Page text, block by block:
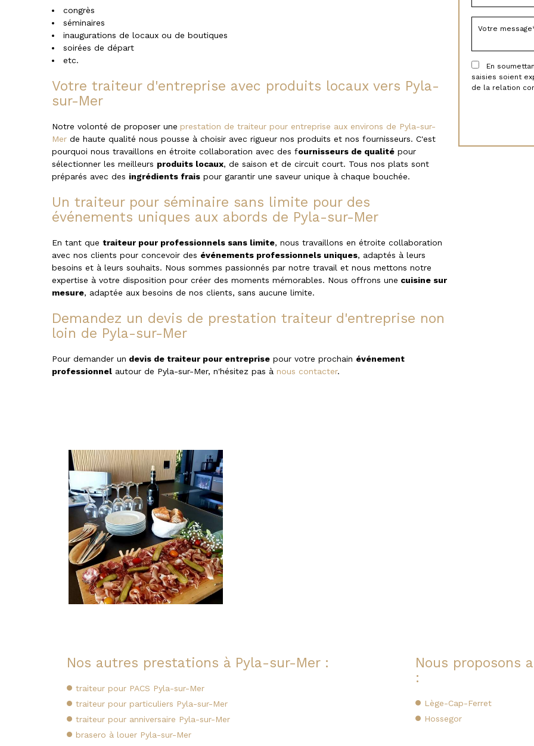
congrès
séminaires
inaugurations de locaux ou de boutiques
soirées de départ
etc.
Votre traiteur d'entreprise avec produits locaux vers Pyla-
sur-Mer
Notre volonté de proposer une prestation de traiteur pour entreprise aux environs de Pyla-sur-
Mer de haute qualité nous pousse à choisir avec rigueur nos produits et nos fournisseurs. C'est
pourquoi nous travaillons en étroite collaboration avec des fournisseurs de qualité pour
sélectionner les meilleurs produits locaux, de saison et de circuit court. Tous nos plats sont
préparés avec des ingrédients frais pour garantir une saveur unique à chaque bouchée.
Un traiteur pour séminaire sans limite pour des
événements uniques aux abords de Pyla-sur-Mer
En tant que traiteur pour professionnels sans limite, nous travaillons en étroite collaboration
avec nos clients pour concevoir des événements professionnels uniques, adaptés à leurs
besoins et à leurs souhaits. Nous sommes passionnés par notre travail et nous mettons notre
expertise à votre disposition pour créer des moments mémorables. Nous offrons une cuisine sur
mesure, adaptée aux besoins de nos clients, sans aucune limite.
Demandez un devis de prestation traiteur d'entreprise non
loin de Pyla-sur-Mer
Pour demander un devis de traiteur pour entreprise pour votre prochain événement
professionnel autour de Pyla-sur-Mer, n'hésitez pas à nous contacter.
En
saisies soient
de la relation
Nos autres prestations à Pyla-sur-Mer :
traiteur pour PACS Pyla-sur-Mer
traiteur pour particuliers Pyla-sur-Mer
traiteur pour anniversaire Pyla-sur-Mer
brasero à louer Pyla-sur-Mer
Nous proposons
:
Lège-Cap-Ferret
Hossegor